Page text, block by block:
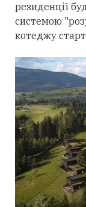
резиденції
системою
котеджу